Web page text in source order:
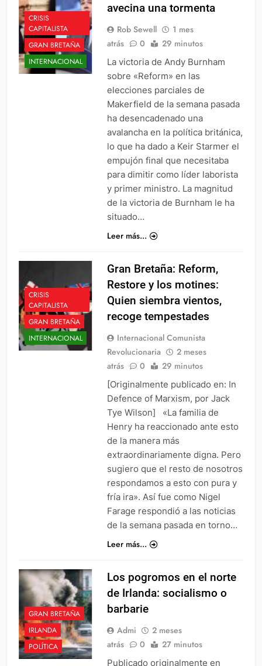
CRISIS
CAPITALISTA
GRAN BRETAÑA
INTERNACIONAL
avecina una tormenta
Rob Sewell
1 mes
atrás
0 29 minutos
La victoria de Andy Burnham
sobre «Reform» en las
elecciones parciales de
Makerfield de la semana pasada
ha desencadenado una
avalancha en la política británica,
lo que ha dado a Keir Starmer el
empujón final que necesitaba
para dimitir como líder laborista
y primer ministro. La magnitud
de la victoria de Burnham le ha
situado…
Leer más...
CRISIS
CAPITALISTA
GRAN BRETAÑA
INTERNACIONAL
Gran Bretaña: Reform,
Restore y los motines:
Quien siembra vientos,
recoge tempestades
Internacional Comunista
Revolucionaria
2 meses
atrás
0 29 minutos
[Originalmente publicado en: In
Defence of Marxism, por Jack
Tye Wilson] «La familia de
Henry ha reaccionado ante esto
de la manera más
extraordinariamente digna. Pero
sugiero que el resto de nosotros
respondamos a esto con pura y
fría ira». Así fue como Nigel
Farage respondió a las noticias
de la semana pasada en torno…
Leer más...
GRAN BRETAÑA
IRLANDA
POLÍTICA
Los pogromos en el norte
de Irlanda: socialismo o
barbarie
Admi
2 meses
atrás
0 27 minutos
Publicado originalmente en